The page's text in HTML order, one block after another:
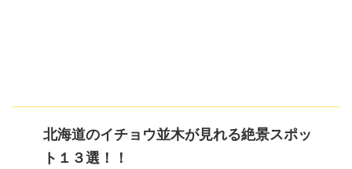
北海道のイチョウ並木が見れる絶景スポッ
ト１３選！！